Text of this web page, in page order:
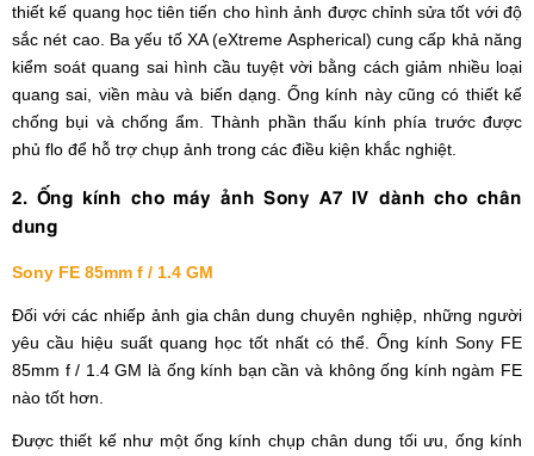
thiết kế quang học tiên tiến cho hình ảnh được chỉnh sửa tốt với độ
sắc nét cao. Ba yếu tố XA (eXtreme Aspherical) cung cấp khả năng
kiểm soát quang sai hình cầu tuyệt vời bằng cách giảm nhiều loại
quang sai, viền màu và biến dạng. Ống kính này cũng có thiết kế
chống bụi và chống ẩm. Thành phần thấu kính phía trước được
phủ flo để hỗ trợ chụp ảnh trong các điều kiện khắc nghiệt.
2. Ống kính cho máy ảnh Sony A7 IV dành cho chân
dung
Sony FE 85mm f / 1.4 GM
Đối với các nhiếp ảnh gia chân dung chuyên nghiệp, những người
yêu cầu hiệu suất quang học tốt nhất có thể. Ống kính Sony FE
85mm f / 1.4 GM là ống kính bạn cần và không ống kính ngàm FE
nào tốt hơn.
Được thiết kế như một ống kính chụp chân dung tối ưu, ống kính